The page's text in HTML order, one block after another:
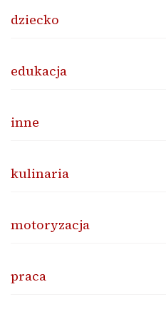
dziecko
edukacja
inne
kulinaria
motoryzacja
praca